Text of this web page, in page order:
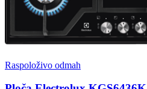
Raspoloživo odmah